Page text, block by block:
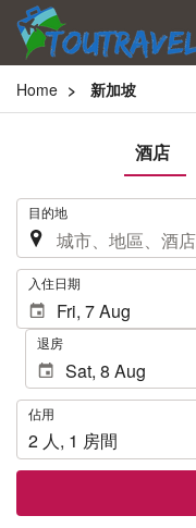
Home 新加坡
酒店
. 目的地
. 入住日期
退房
佔
用
佔用
2 人, 1 房間